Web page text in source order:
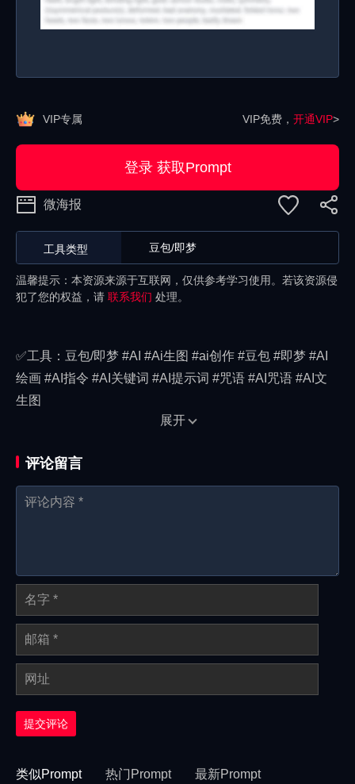
VIP专属 VIP免费， 开通VIP>
登录 获取Prompt
微海报
工具类型 豆包/即梦
温馨提示：本资源来源于互联网，仅供参考学习使用。若该资源侵
犯了您的权益，请 联系我们 处理。
✅工具：豆包/即梦 #AI #Ai生图 #ai创作 #豆包 #即梦 #AI
绘画 #AI指令 #AI关键词 #AI提示词 #咒语 #AI咒语 #AI文
生图
展开
评论留言
提交评论
类似Prompt 热门Prompt 最新Prompt